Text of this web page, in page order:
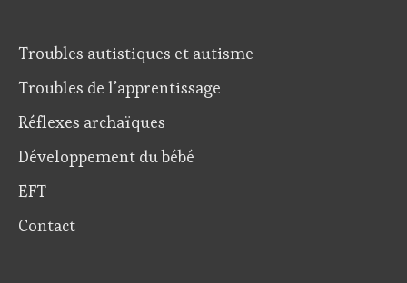
Troubles autistiques et autisme
Troubles de l’apprentissage
Réflexes archaïques
Développement du bébé
EFT
Contact